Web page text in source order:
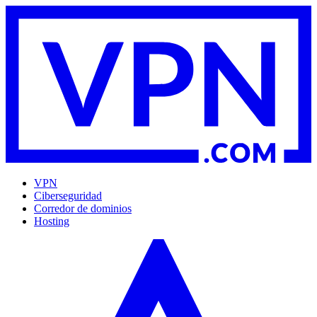
VPN
Ciberseguridad
Corredor de dominios
Hosting